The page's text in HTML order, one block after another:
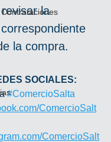
la
la compra.
SOCIALES:
#ComercioSalta
ComercioSalt
ComercioSalt